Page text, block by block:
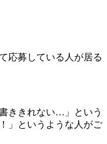
応募している人が居る
ききれない…」という
」というような人がご